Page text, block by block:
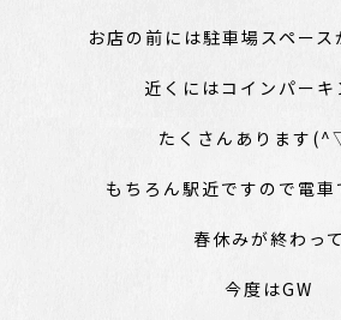
お店の前には駐車場スペー
近くにはコインパーキ
たくさんあります
もちろん駅近ですので電
春休みが終わって
今度はGW